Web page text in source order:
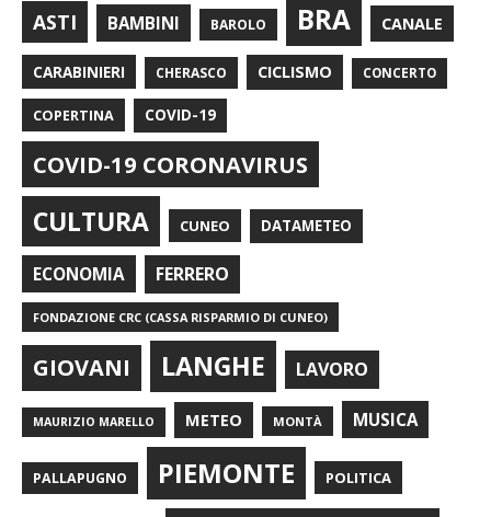
ASTI BAMBINI BAROLO BRA CANALE
CARABINIERI CHERASCO CICLISMO CONCERTO
COPERTINA COVID-19
COVID-19 CORONAVIRUS
CULTURA CUNEO DATAMETEO
ECONOMIA FERRERO
FONDAZIONE CRC (CASSA RISPARMIO DI CUNEO)
GIOVANI LANGHE LAVORO
MAURIZIO MARELLO METEO MONTÀ MUSICA
PALLAPUGNO PIEMONTE POLITICA